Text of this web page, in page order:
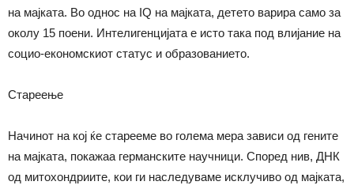
на мајката. Во однос на IQ на мајката, детето варира само за
околу 15 поени. Интелигенцијата е исто така под влијание на
социо-економскиот статус и образованието.
Стареење
Начинот на кој ќе старееме во голема мера зависи од гените
на мајката, покажаа германските научници. Според нив, ДНК
од митохондриите, кои ги наследуваме исклучиво од мајката,